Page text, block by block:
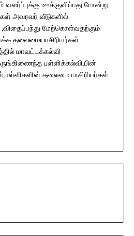
ஊக்குவிப்பது போன்று
அவரவர் வீடுகளில்
,விதைப்பந்து மேற்கொள்வதற்கும்
தலைமையாசிரியர்கள்
மாவட்டக்கல்வி
பள்ளிக்கல்வியின்
தலைமையாசிரியர்கள்